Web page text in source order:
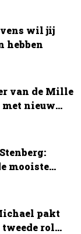
wil jij
hebben
van de Mille
nieuw
mooiste
pakt
rol